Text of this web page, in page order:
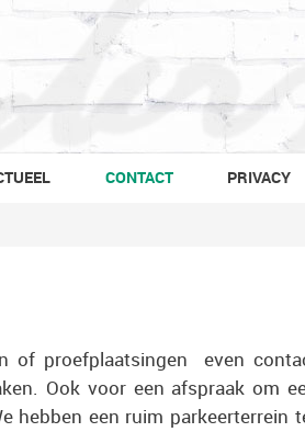
CONTACT PRIVACY
of proefplaatsingen even
Ook voor een afspraak om
hebben een ruim parkeerterrein